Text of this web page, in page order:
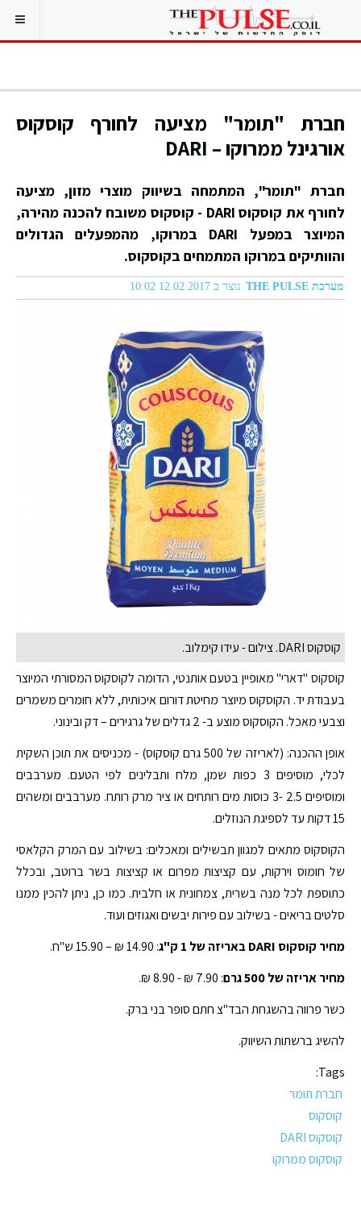
חברת "תומר" מציעה לחורף קוסקוס
אורגינל ממרוקו – DARI
חברת "תומר", המתמחה בשיווק מוצרי מזון, מציעה
לחורף את קוסקוס DARI - קוסקוס משובח להכנה מהירה,
המיוצר במפעל DARI במרוקו, מהמפעלים הגדולים
והוותיקים במרוקו המתמחים בקוסקוס.
מערכת THE PULSE נוצר ב 12.02.2017 10:02
קוסקוס DARI. צילום - עידו קימלוב.
קוסקוס "דארי" מאופיין בטעם אותנטי, הדומה לקוסקוס המסורתי המיוצר
בעבודת יד. הקוסקוס מיוצר מחיטת דורום איכותית, ללא חומרים משמרים
וצבעי מאכל. הקוסקוס מוצע ב- 2 גדלים של גרגירים – דק ובינוני.
אופן ההכנה: (לאריזה של 500 גרם קוסקוס) - מכניסים את תוכן השקית
לכלי, מוסיפים 3 כפות שמן, מלח ותבלינים לפי הטעם. מערבבים
ומוסיפים 2.5 -3 כוסות מים רותחים או ציר מרק רותח. מערבבים ומשהים
15 דקות עד לספיגת הנוזלים.
הקוסקוס מתאים למגוון תבשילים ומאכלים: בשילוב עם המרק הקלאסי
של חומוס וירקות, עם קציצות מפרום או קציצות בשר ברוטב, ובכלל
כתוספת לכל מנה בשרית, צמחונית או חלבית. כמו כן, ניתן להכין ממנו
סלטים בריאים - בשילוב עם פירות יבשים ואגוזים ועוד.
מחיר קוסקוס DARI באריזה של 1 ק"ג
: 14.90 ₪ – 15.90 ש"ח.
מחיר אריזה של 500 גרם
: 7.90 ₪ - 8.90 ₪.
כשר פרווה בהשגחת הבד"צ חתם סופר בני ברק.
להשיג ברשתות השיווק.
Tags:
חברת תומר
קוסקוס
קוסקוס DARI
קוסקוס ממרוקו